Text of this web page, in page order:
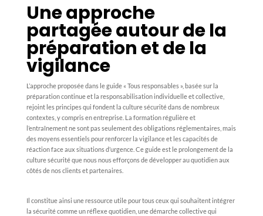
Une approche
partagée autour de la
préparation et de la
vigilance
L’approche proposée dans le guide « Tous responsables », basée sur la
préparation continue et la responsabilisation individuelle et collective,
rejoint les principes qui fondent la culture sécurité dans de nombreux
contextes, y compris en entreprise. La formation régulière et
l’entraînement ne sont pas seulement des obligations réglementaires, mais
des moyens essentiels pour renforcer la vigilance et les capacités de
réaction face aux situations d’urgence. Ce guide est le prolongement de la
culture sécurité que nous nous efforçons de développer au quotidien aux
côtés de nos clients et partenaires.
Il constitue ainsi une ressource utile pour tous ceux qui souhaitent intégrer
la sécurité comme un réflexe quotidien, une démarche collective qui